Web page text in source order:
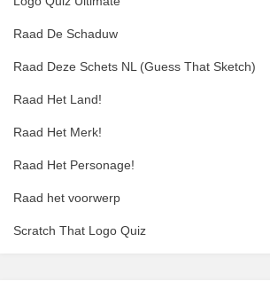
Raad De Schaduw
Raad Deze Schets NL (Guess That Sketch)
Raad Het Land!
Raad Het Merk!
Raad Het Personage!
Raad het voorwerp
Scratch That Logo Quiz